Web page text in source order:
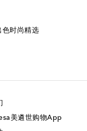
色时尚精选
美遴世购物App